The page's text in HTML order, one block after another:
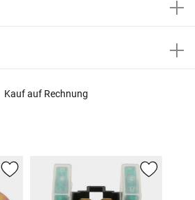
Kauf auf Rechnung